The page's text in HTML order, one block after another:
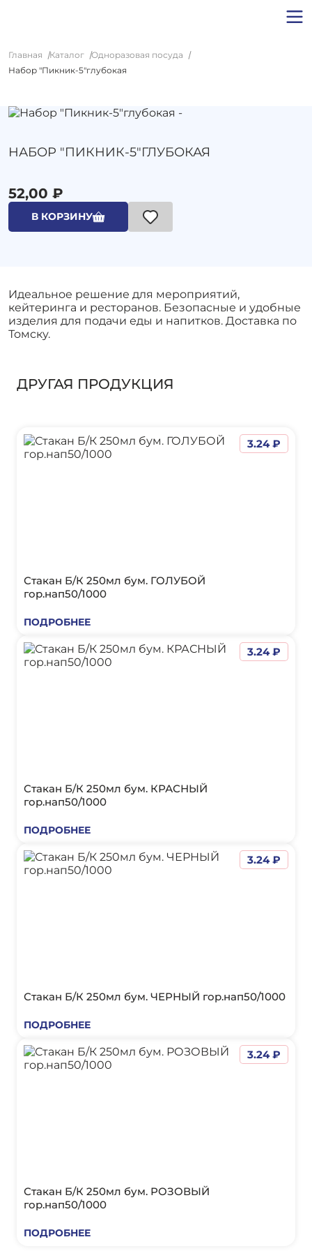
Главная Каталог
Одноразовая посуда
Набор "Пикник-5"глубокая
НАБОР "ПИКНИК-5"ГЛУБОКАЯ
52,00 ₽
В КОРЗИНУ
Идеальное решение для мероприятий,
кейтеринга и ресторанов. Безопасные и удобные
изделия для подачи еды и напитков. Доставка по
Томску.
ДРУГАЯ ПРОДУКЦИЯ
Стакан Б/К 250мл бум. ГОЛУБОЙ
гор.нап50/1000
ПОДРОБНЕЕ
3.24 ₽
Стакан Б/К 250мл бум. КРАСНЫЙ
гор.нап50/1000
ПОДРОБНЕЕ
3.24 ₽
Стакан Б/К 250мл бум. ЧЕРНЫЙ гор.нап50/1000
ПОДРОБНЕЕ
3.24 ₽
Стакан Б/К 250мл бум. РОЗОВЫЙ
гор.нап50/1000
ПОДРОБНЕЕ
3.24 ₽